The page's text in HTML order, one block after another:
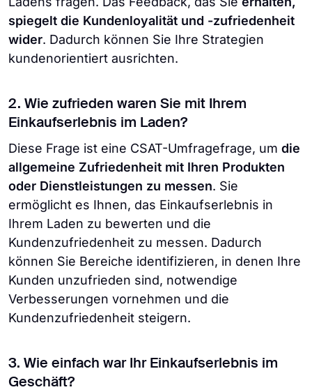
spiegelt die Kundenloyalität und -zufriedenheit
wider. Dadurch können Sie Ihre Strategien
kundenorientiert ausrichten.
2. Wie zufrieden waren Sie mit Ihrem
Einkaufserlebnis im Laden?
Diese Frage ist eine CSAT-Umfragefrage, um die
allgemeine Zufriedenheit mit Ihren Produkten
oder Dienstleistungen zu messen. Sie
ermöglicht es Ihnen, das Einkaufserlebnis in
Ihrem Laden zu bewerten und die
Kundenzufriedenheit zu messen. Dadurch
können Sie Bereiche identifizieren, in denen Ihre
Kunden unzufrieden sind, notwendige
Verbesserungen vornehmen und die
Kundenzufriedenheit steigern.
3. Wie einfach war Ihr Einkaufserlebnis im
Geschäft?